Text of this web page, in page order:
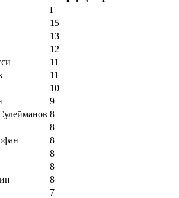
Г
15
13
12
11
11
10
9
8
8
8
8
8
8
7